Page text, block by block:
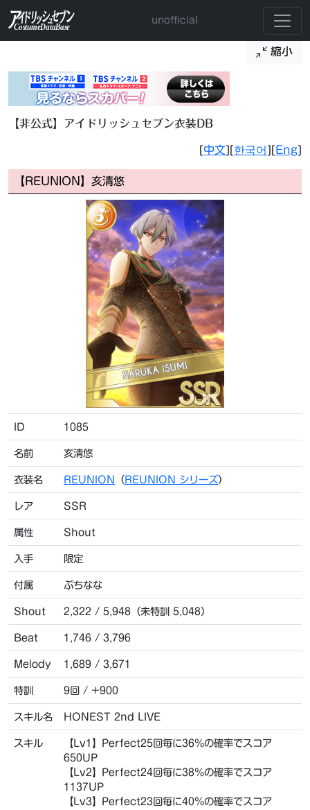
unofficial
縮小
【非公式】アイドリッシュセブン衣装DB
[中文][한국어 ][Eng]
【REUNION】亥清悠
ID 1085
名前 亥清悠
衣装名 REUNION （REUNION シリーズ）
レア SSR
属性 Shout
入手 限定
付属 ぷちなな
Shout 2,322 / 5,948（未特訓 5,048）
Beat 1,746 / 3,796
Melody 1,689 / 3,671
特訓 9回 / +900
スキル名 HONEST 2nd LIVE
スキル
【Lv1】Perfect25回毎に36％の確率でスコア
650UP
【Lv2】Perfect24回毎に38％の確率でスコア
1137UP
【Lv3】Perfect23回毎に40％の確率でスコア